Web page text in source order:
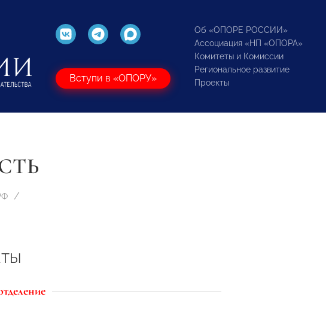
Вступи в «ОПОРУ»
Об «ОПОРЕ РОССИИ»
Ассоциация «НП «ОПОРА»
Комитеты и Комиссии
Региональное развитие
Проекты